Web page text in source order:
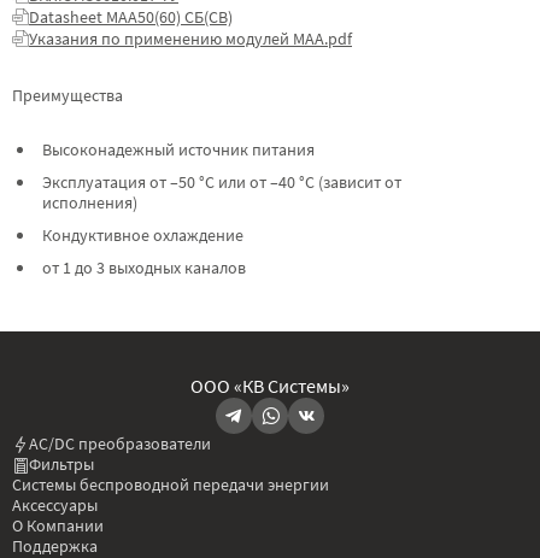
Преимущества
Высоконадежный источник питания
Эксплуатация от –50 °C или от –40 °C (зависит от
исполнения)
Кондуктивное охлаждение
от 1 до 3 выходных каналов
Datasheet МАА50(60) СБ(СВ)
Указания по применению модулей МАА.pdf
ООО «КВ Системы»
AC/DC преобразователи
Фильтры
Системы беспроводной передачи энергии
Аксессуары
О Компании
Поддержка